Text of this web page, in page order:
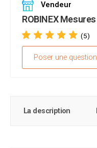
Vendeur
ROBINEX Mesures
(5)
Poser une question
La description